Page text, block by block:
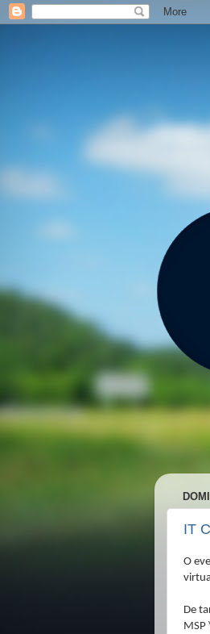
IT
O
De